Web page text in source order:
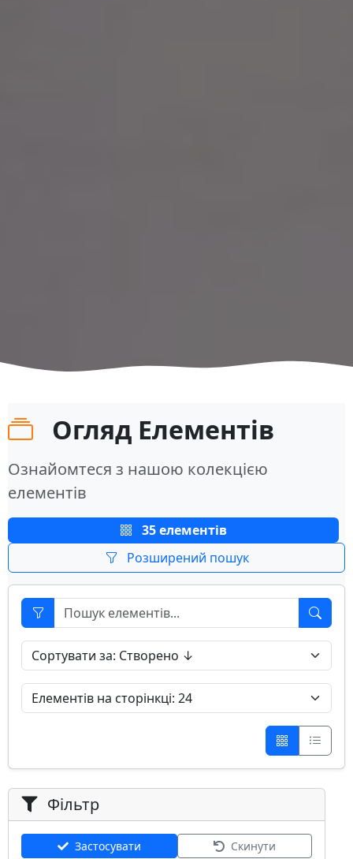
Огляд Елементів
Ознайомтеся з нашою колекцією
елементів
35 елементів
Розширений пошук
Фільтр
Застосувати Скинути